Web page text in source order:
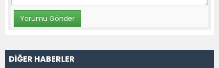
DİĞER HABERLER